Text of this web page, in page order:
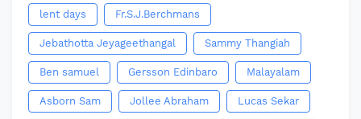
lent days Fr.S.J.Berchmans
Jebathotta Jeyageethangal Sammy Thangiah
Ben samuel Gersson Edinbaro Malayalam
Asborn Sam Jollee Abraham Lucas Sekar